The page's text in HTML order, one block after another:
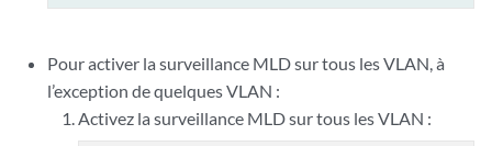
Pour activer la surveillance MLD sur tous les VLAN, à
l’exception de quelques VLAN :
Activez la surveillance MLD sur tous les VLAN :